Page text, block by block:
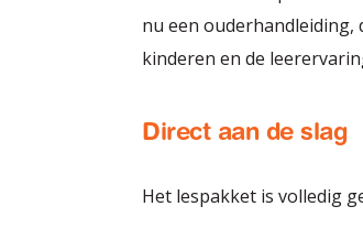
nu een ouderhandleiding,
kinderen en de
Direct aan de slag
Het lespakket is volledig